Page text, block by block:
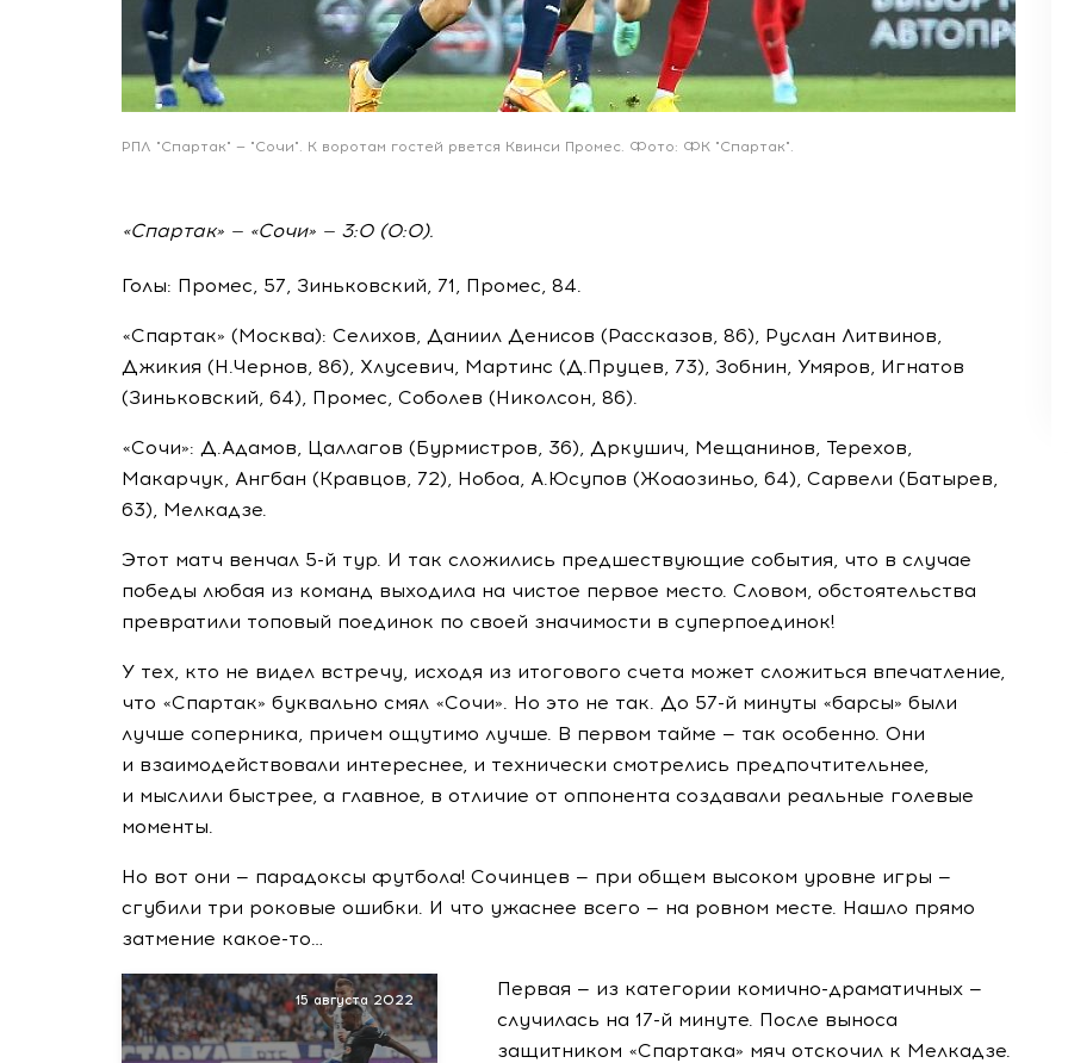
РПЛ "Спартак" — "Сочи". К воротам гостей рвется Квинси Промес. Фото: ФК "Спартак".
«Спартак» — «Сочи» — 3:0 (0:0).
Голы: Промес, 57, Зиньковский, 71, Промес, 84.
«Спартак» (Москва): Селихов, Даниил Денисов (Рассказов, 86), Руслан Литвинов,
Джикия (Н.Чернов, 86), Хлусевич, Мартинс (Д.Пруцев, 73), Зобнин, Умяров, Игнатов
(Зиньковский, 64), Промес, Соболев (Николсон, 86).
«Сочи»: Д.Адамов, Цаллагов (Бурмистров, 36), Дркушич, Мещанинов, Терехов,
Макарчук, Ангбан (Кравцов, 72), Нобоа, А.Юсупов (Жоаозиньо, 64), Сарвели (Батырев,
63), Мелкадзе.
Этот матч венчал 5-й тур. И так сложились предшествующие события, что в случае
победы любая из команд выходила на чистое первое место. Словом, обстоятельства
превратили топовый поединок по своей значимости в суперпоединок!
У тех, кто не видел встречу, исходя из итогового счета может сложиться впечатление,
что «Спартак» буквально смял «Сочи». Но это не так. До 57-й минуты «барсы» были
лучше соперника, причем ощутимо лучше. В первом тайме — так особенно. Они
и взаимодействовали интереснее, и технически смотрелись предпочтительнее,
и мыслили быстрее, а главное, в отличие от оппонента создавали реальные голевые
моменты.
Но вот они — парадоксы футбола! Сочинцев — при общем высоком уровне игры —
сгубили три роковые ошибки. И что ужаснее всего — на ровном месте. Нашло прямо
затмение какое-то…
15 августа 2022
Первая — из категории комично-драматичных —
случилась на 17-й минуте. После выноса
защитником «Спартака» мяч отскочил к Мелкадзе.